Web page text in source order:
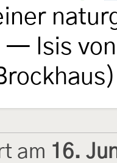
— Isis
am 16.